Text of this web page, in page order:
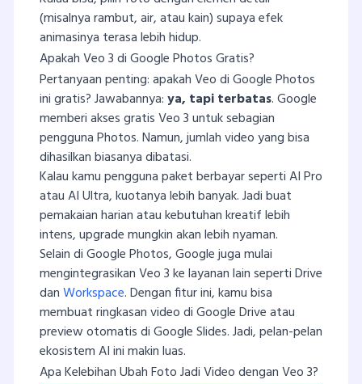
(misalnya rambut, air, atau kain) supaya efek
animasinya terasa lebih hidup.
Apakah Veo 3 di Google Photos Gratis?
Pertanyaan penting: apakah Veo di Google Photos
ini gratis? Jawabannya:ya, tapi terbatas. Google
memberi akses gratis Veo 3 untuk sebagian
pengguna Photos. Namun, jumlah video yang bisa
dihasilkan biasanya dibatasi.
Kalau kamu pengguna paket berbayar seperti AI Pro
atau AI Ultra, kuotanya lebih banyak. Jadi buat
pemakaian harian atau kebutuhan kreatif lebih
intens, upgrade mungkin akan lebih nyaman.
Selain di Google Photos, Google juga mulai
mengintegrasikan Veo 3 ke layanan lain seperti Drive
danWorkspace. Dengan fitur ini, kamu bisa
membuat ringkasan video di Google Drive atau
preview otomatis di Google Slides. Jadi, pelan-pelan
ekosistem AI ini makin luas.
Apa Kelebihan Ubah Foto Jadi Video dengan Veo 3?